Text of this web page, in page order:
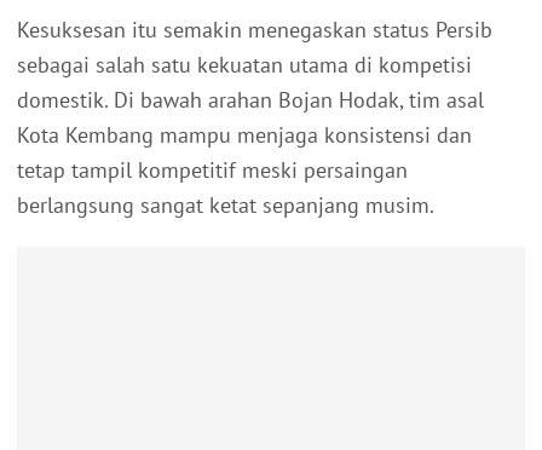
Kesuksesan itu semakin menegaskan status Persib
sebagai salah satu kekuatan utama di kompetisi
domestik. Di bawah arahan Bojan Hodak, tim asal
Kota Kembang mampu menjaga konsistensi dan
tetap tampil kompetitif meski persaingan
berlangsung sangat ketat sepanjang musim.